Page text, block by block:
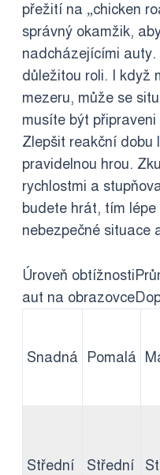
přežití na „chicken
správný okamžik,
nadcházejícími
důležitou roli. I když
mezeru, může se
musíte být
Zlepšit reakční dobu
pravidelnou hrou.
rychlostmi a
budete hrát, tím
nebezpečné situace
Úroveň
aut na
Snadná Pomalá
Střední Střední